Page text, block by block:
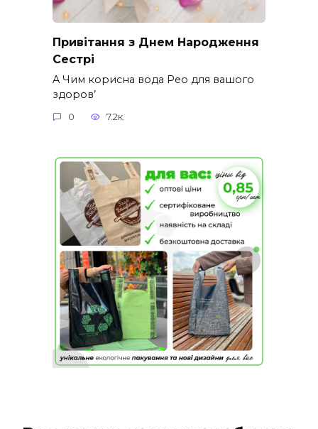
Привітання з Днем Народження
Сестрі
A Чим корисна вода Рео для вашого
здоров’
0 7.2к.